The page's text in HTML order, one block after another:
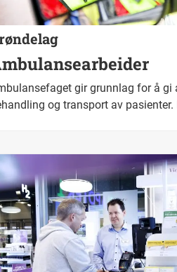
gir grunnlag for å gi
og transport av
er ambulansearbeider.